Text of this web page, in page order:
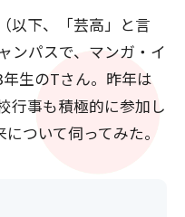
以下、「芸高」と言
ンパスで、マンガ・イ
生のTさん。昨年は
行事も積極的に参加し
ついて伺ってみた。